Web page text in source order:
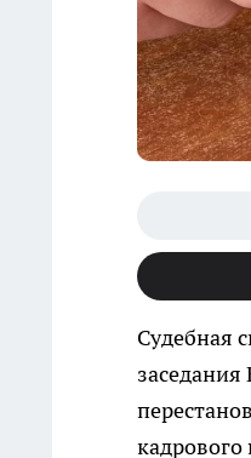
Судебная
кадрового